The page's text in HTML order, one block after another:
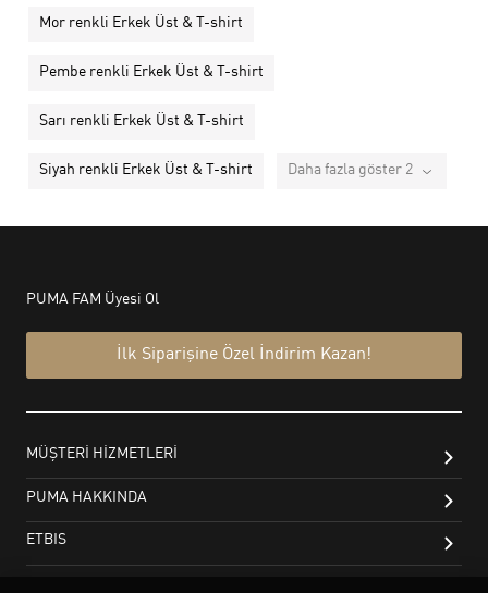
Mor renkli Erkek Üst & T-shirt
Pembe renkli Erkek Üst & T-shirt
Sarı renkli Erkek Üst & T-shirt
Siyah renkli Erkek Üst & T-shirt Daha fazla göster 2